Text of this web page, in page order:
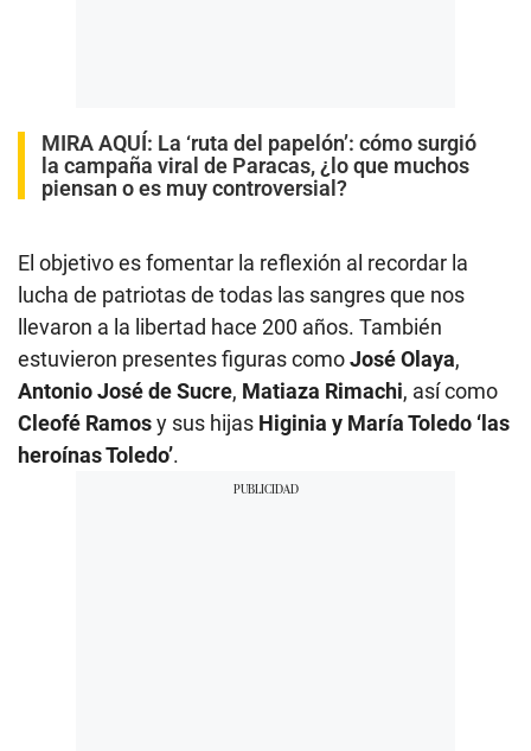
MIRA AQUÍ: La ‘ruta del papelón’: cómo surgió
la campaña viral de Paracas, ¿lo que muchos
piensan o es muy controversial?
El objetivo es fomentar la reflexión al recordar la
lucha de patriotas de todas las sangres que nos
llevaron a la libertad hace 200 años. También
estuvieron presentes figuras comoJosé Olaya,
Antonio José de Sucre, Matiaza Rimachi, así como
Cleofé Ramosy sus hijas Higinia y María Toledo ‘las
heroínas Toledo’.